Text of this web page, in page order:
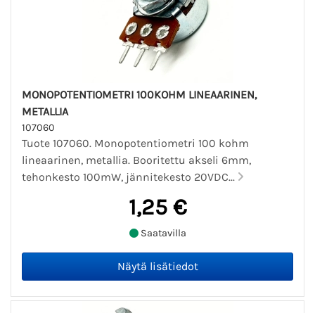
MONOPOTENTIOMETRI 100KOHM LINEAARINEN,
METALLIA
107060
Tuote 107060. Monopotentiometri 100 kohm
lineaarinen, metallia. Booritettu akseli 6mm,
tehonkesto 100mW, jännitekesto 20VDC...
1,25 €
Saatavilla